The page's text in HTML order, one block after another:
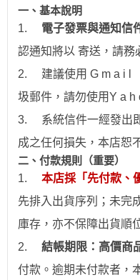
一、 基本說明
1.
電子發票與通知信
認通知將以 寄送，請務
2.
建議使用 G m a i l
圾郵件，請勿使用Y a h
3.
系統信件一經發出
成之任何損失，本店恕
二、付款規則（重要）
1.
本店採「先付款、
先排入出貨序列；未完
庫存，亦不保障出貨順
2.
結帳期限： 高價商
付款。逾期未付款者，